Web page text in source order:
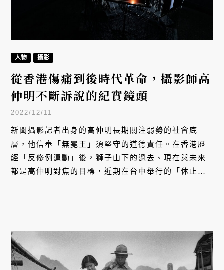
人物 攝影
從香港傷痛到後時代革命，攝影師高
仲明不斷訴說的紀實鏡頭
2022/12/11
新聞攝影記者出身的高仲明長期關注弱勢的社會底
層，他信奉「無冕王」須堅守的道德責任。在香港歷
經「反修例運動」後，獅子山下的過去、現在與未來
都是高仲明對焦的目標，近期在台中舉行的「休止符